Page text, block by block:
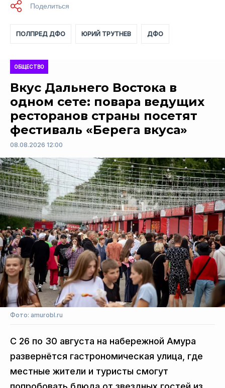
ПОЛПРЕД ДФО ЮРИЙ ТРУТНЕВ ДФО
ОБЩЕСТВО
Вкус Дальнего Востока в
одном сете: повара ведущих
ресторанов страны посетят
фестиваль «Берега вкуса»
08.08.2026 12:00
Фото: amurobl.ru
С 26 по 30 августа на набережной Амура
развернётся гастрономическая улица, где
местные жители и туристы смогут